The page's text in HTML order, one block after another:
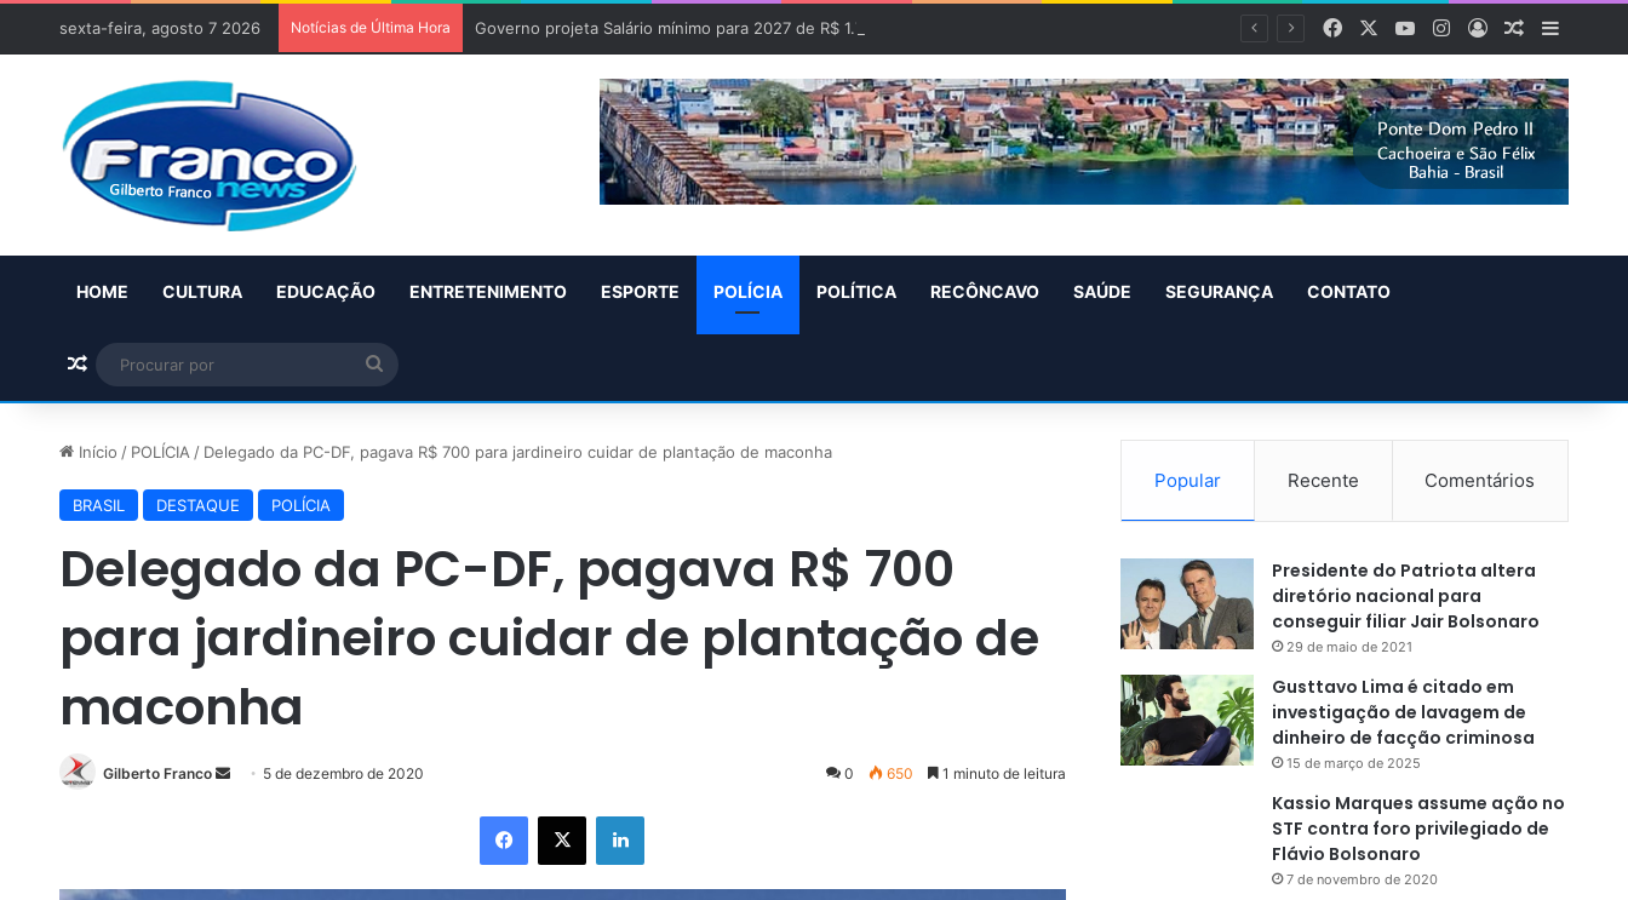
sexta-feira, agosto 7 2026 Notícias de Última Hora Governo projeta Salário mínimo para 2027 de R$ 1.717 “Aumento de R$ 96” FacebookYouTubeInstagram
EntrarArtigo
HOME CULTURA EDUCAÇÃO ENTRETENIMENTO ESPORTE POLÍCIA POLÍTICA RECÔNCAVO SAÚDE SEGURANÇA CONTATO
Artigo aleatório
Procurar
por
Início / POLÍCIA / Delegado da PC-DF, pagava R$ 700 para jardineiro cuidar de plantação de maconha
BRASIL DESTAQUE POLÍCIA
Delegado da PC-DF, pagava R$ 700
para jardineiro cuidar de plantação de
maconha
Gilberto Franco
M
e
5 de dezembro de 2020 0 650 1 minuto de leitura
X
Popular Recente Comentários
Presidente do Patriota altera
diretório nacional para
conseguir filiar Jair Bolsonaro
29 de maio de 2021
Gusttavo Lima é citado em
investigação de lavagem de
dinheiro de facção criminosa
15 de março de 2025
Kassio Marques assume ação no
STF contra foro privilegiado de
Flávio Bolsonaro
7 de novembro de 2020